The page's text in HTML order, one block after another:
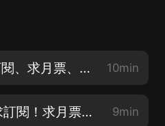
001 滔天仇恨（求訂閱、求月票、求點讚！） 10min
002 地府丟鬼了（求訂閱！求月票！求點讚！） 9min